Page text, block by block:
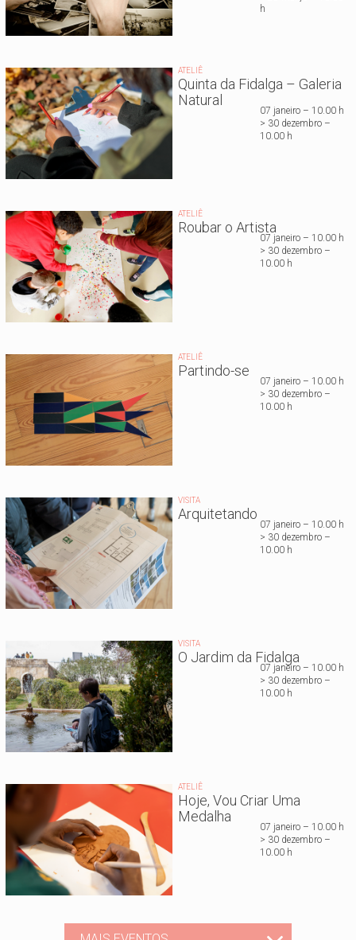
h
ATELIÊ
Quinta da Fidalga – Galeria
Natural
07 janeiro – 10.00 h
> 30 dezembro –
10.00 h
ATELIÊ
Roubar o Artista
07 janeiro – 10.00 h
> 30 dezembro –
10.00 h
ATELIÊ
Partindo-se
07 janeiro – 10.00 h
> 30 dezembro –
10.00 h
VISITA
Arquitetando
07 janeiro – 10.00 h
> 30 dezembro –
10.00 h
VISITA
O Jardim da Fidalga
07 janeiro – 10.00 h
> 30 dezembro –
10.00 h
ATELIÊ
Hoje, Vou Criar Uma
Medalha
07 janeiro – 10.00 h
> 30 dezembro –
10.00 h